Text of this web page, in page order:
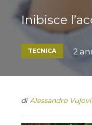
Inibisce
TECNICA 2
di Alessandro